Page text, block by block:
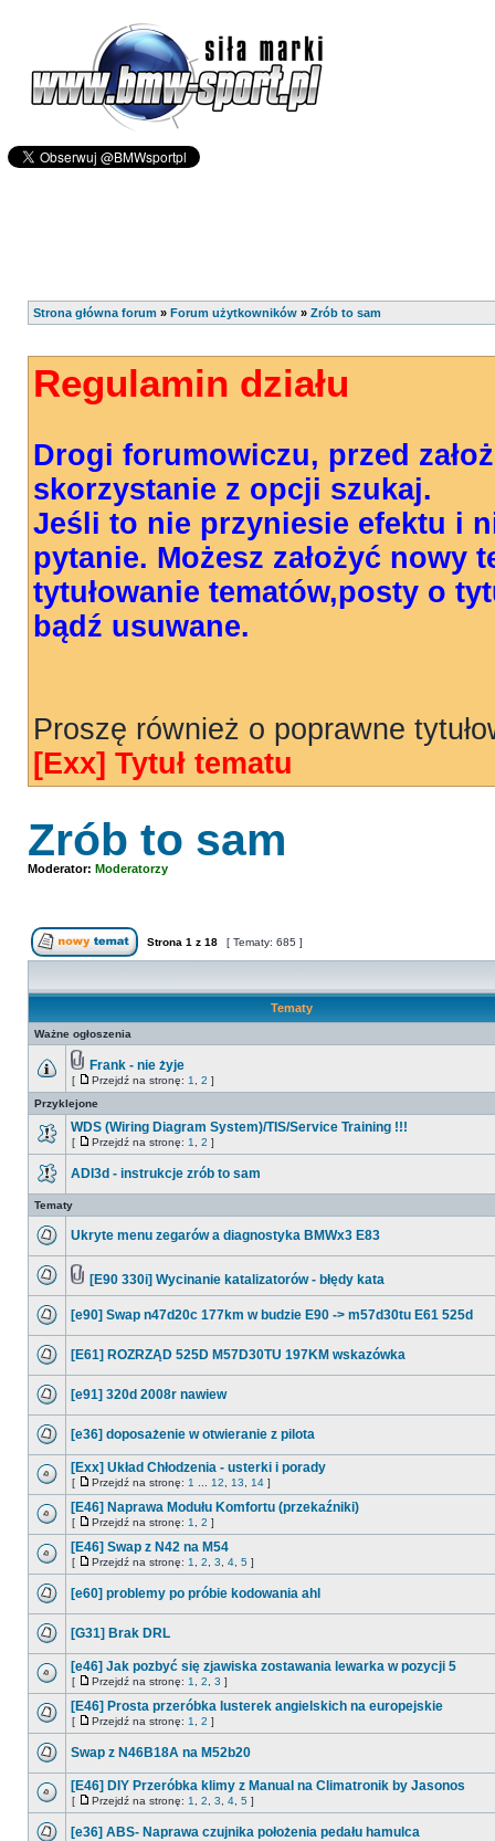
Strona główna forum » Forum użytkowników » Zrób to sam
Regulamin działu
Drogi forumowiczu, przed
skorzystanie z opcji szukaj.
Jeśli to nie przyniesie efektu i
pytanie. Możesz założyć nowy
tytułowanie tematów,posty o
bądź usuwane.
Proszę również o poprawne
[Exx] Tytuł tematu
Zrób to sam
Moderator: Moderatorzy
Strona 1 z 18 [ Tematy: 685 ]
Tematy
Ważne ogłoszenia
Frank - nie żyje
[ Przejdź na stronę: 1 2 ]
Przyklejone
WDS (Wiring Diagram System)/TIS/Service Training !!!
[ Przejdź na stronę: 1 2 ]
ADI3d - instrukcje zrób to sam
Tematy
Ukryte menu zegarów a diagnostyka BMWx3 E83
[E90 330i] Wycinanie katalizatorów - błędy kata
[e90] Swap n47d20c 177km w budzie E90 -> m57d30tu E61 525d
[E61] ROZRZĄD 525D M57D30TU 197KM wskazówka
[e91] 320d 2008r nawiew
[e36] doposażenie w otwieranie z pilota
[Exx] Układ Chłodzenia - usterki i porady
[ Przejdź na stronę: 1 12 13 14 ]
[E46] Naprawa Modułu Komfortu (przekaźniki)
[ Przejdź na stronę: 1 2 ]
[E46] Swap z N42 na M54
[ Przejdź na stronę: 1 2 3 4 5 ]
[e60] problemy po próbie kodowania ahl
[G31] Brak DRL
[e46] Jak pozbyć się zjawiska zostawania lewarka w pozycji 5
[ Przejdź na stronę: 1 2 3 ]
[E46] Prosta przeróbka lusterek angielskich na europejskie
[ Przejdź na stronę: 1 2 ]
Swap z N46B18A na M52b20
[E46] DIY Przeróbka klimy z Manual na Climatronik by Jasonos
[ Przejdź na stronę: 1 2 3 4 5 ]
[e36] ABS- Naprawa czujnika położenia pedału hamulca